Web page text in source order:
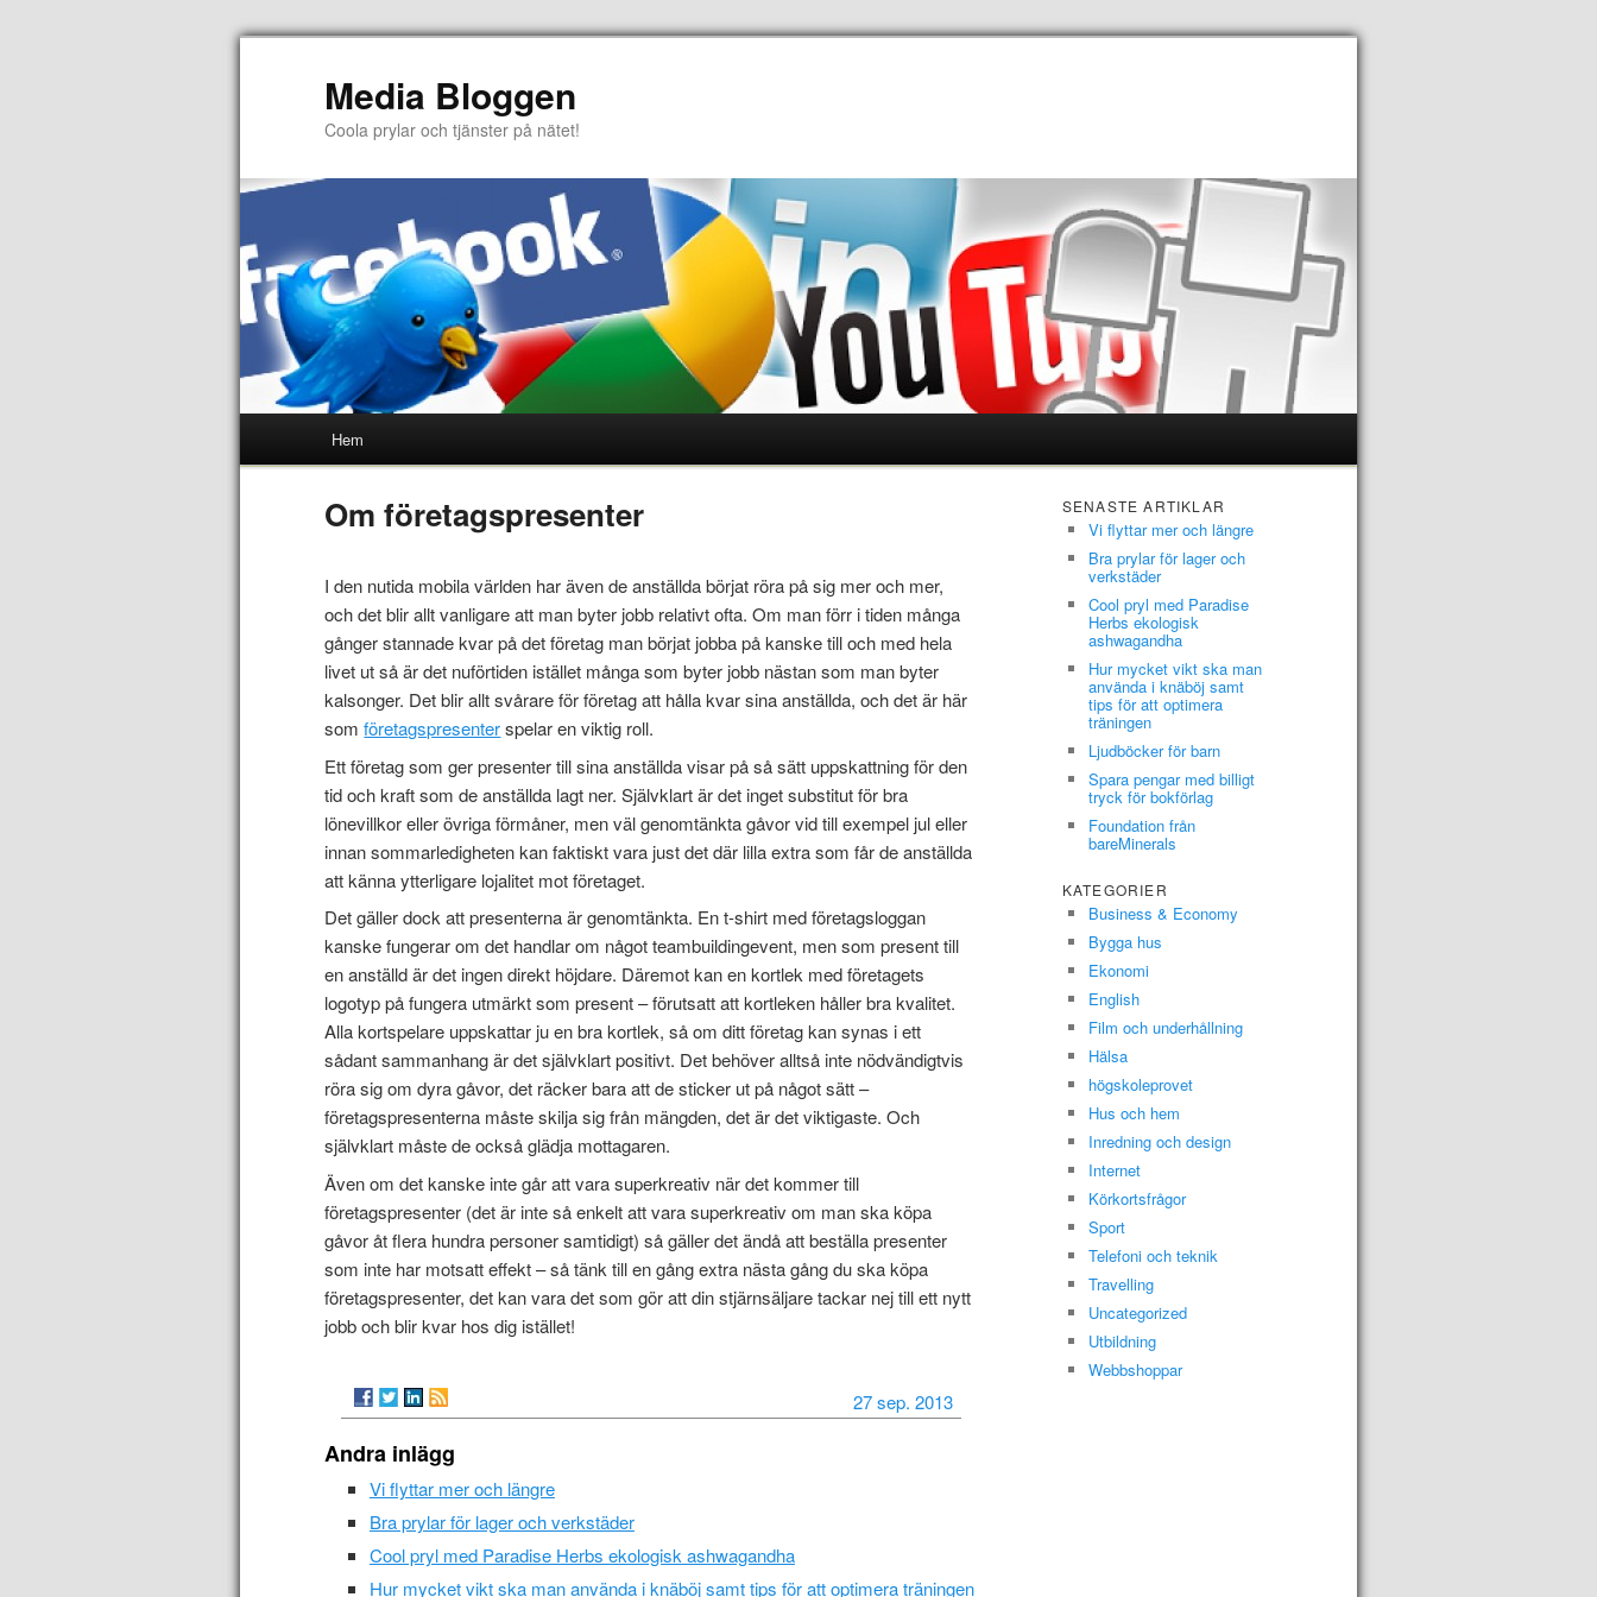
Media Bloggen
Coola prylar och tjänster på nätet!
Hem
Om företagspresenter
I den nutida mobila världen har även de anställda börjat röra på sig mer och mer,
och det blir allt vanligare att man byter jobb relativt ofta. Om man förr i tiden många
gånger stannade kvar på det företag man börjat jobba på kanske till och med hela
livet ut så är det nuförtiden istället många som byter jobb nästan som man byter
kalsonger. Det blir allt svårare för företag att hålla kvar sina anställda, och det är här
somföretagspresenterspelar en viktig roll.
Ett företag som ger presenter till sina anställda visar på så sätt uppskattning för den
tid och kraft som de anställda lagt ner. Självklart är det inget substitut för bra
lönevillkor eller övriga förmåner, men väl genomtänkta gåvor vid till exempel jul eller
innan sommarledigheten kan faktiskt vara just det där lilla extra som får de anställda
att känna ytterligare lojalitet mot företaget.
Det gäller dock att presenterna är genomtänkta. En t-shirt med företagsloggan
kanske fungerar om det handlar om något teambuildingevent, men som present till
en anställd är det ingen direkt höjdare. Däremot kan en kortlek med företagets
logotyp på fungera utmärkt som present – förutsatt att kortleken håller bra kvalitet.
Alla kortspelare uppskattar ju en bra kortlek, så om ditt företag kan synas i ett
sådant sammanhang är det självklart positivt. Det behöver alltså inte nödvändigtvis
röra sig om dyra gåvor, det räcker bara att de sticker ut på något sätt –
företagspresenterna måste skilja sig från mängden, det är det viktigaste. Och
självklart måste de också glädja mottagaren.
Även om det kanske inte går att vara superkreativ när det kommer till
företagspresenter (det är inte så enkelt att vara superkreativ om man ska köpa
gåvor åt flera hundra personer samtidigt) så gäller det ändå att beställa presenter
som inte har motsatt effekt – så tänk till en gång extra nästa gång du ska köpa
företagspresenter, det kan vara det som gör att din stjärnsäljare tackar nej till ett nytt
jobb och blir kvar hos dig istället!
27 sep. 2013
Andra inlägg
Vi flyttar mer och längre
Bra prylar för lager och verkstäder
Cool pryl med Paradise Herbs ekologisk ashwagandha
Hur mycket vikt ska man använda i knäböj samt tips för att optimera träningen
SENASTE ARTIKLAR
Vi flyttar mer och längre
Bra prylar för lager och
verkstäder
Cool pryl med Paradise
Herbs ekologisk
ashwagandha
Hur mycket vikt ska man
använda i knäböj samt
tips för att optimera
träningen
Ljudböcker för barn
Spara pengar med billigt
tryck för bokförlag
Foundation från
bareMinerals
KATEGORIER
Business & Economy
Bygga hus
Ekonomi
English
Film och underhållning
Hälsa
högskoleprovet
Hus och hem
Inredning och design
Internet
Körkortsfrågor
Sport
Telefoni och teknik
Travelling
Uncategorized
Utbildning
Webbshoppar